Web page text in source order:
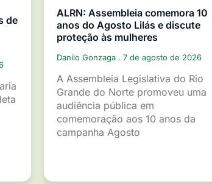
de
ALRN: Assembleia comemora 10
anos do Agosto Lilás e discute
proteção às mulheres
Danilo Gonzaga 7 de agosto de 2026
A Assembleia Legislativa do Rio
Grande do Norte promoveu uma
audiência pública em
comemoração aos 10 anos da
campanha Agosto